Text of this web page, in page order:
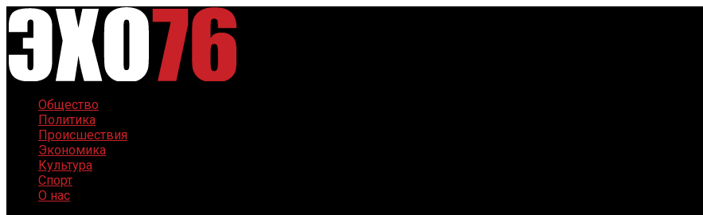
Общество
Политика
Происшествия
Экономика
Культура
Спорт
О нас